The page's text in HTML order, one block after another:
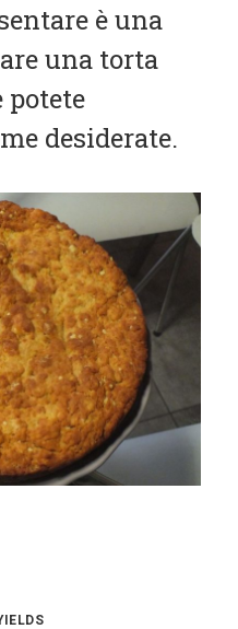
è una
una torta
potete
desiderate.